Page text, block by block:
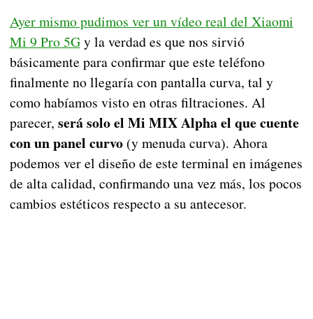
Ayer mismo pudimos ver un vídeo real del Xiaomi
Mi 9 Pro 5Gy la verdad es que nos sirvió
básicamente para confirmar que este teléfono
finalmente no llegaría con pantalla curva, tal y
como habíamos visto en otras filtraciones. Al
parecer, será solo el Mi MIX Alpha el que cuente
con un panel curvo(y menuda curva). Ahora
podemos ver el diseño de este terminal en imágenes
de alta calidad, confirmando una vez más, los pocos
cambios estéticos respecto a su antecesor.